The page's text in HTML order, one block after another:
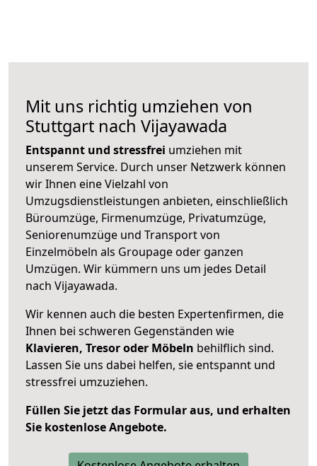
Mit uns richtig umziehen von
Stuttgart nach Vijayawada
Entspannt und stressfrei umziehen mit
unserem Service. Durch unser Netzwerk können
wir Ihnen eine Vielzahl von
Umzugsdienstleistungen anbieten, einschließlich
Büroumzüge, Firmenumzüge, Privatumzüge,
Seniorenumzüge und Transport von
Einzelmöbeln als Groupage oder ganzen
Umzügen. Wir kümmern uns um jedes Detail
nach Vijayawada.
Wir kennen auch die besten Expertenfirmen, die
Ihnen bei schweren Gegenständen wie
Klavieren, Tresor oder Möbeln behilflich sind.
Lassen Sie uns dabei helfen, sie entspannt und
stressfrei umzuziehen.
Füllen Sie jetzt das Formular aus, und erhalten
Sie kostenlose Angebote.